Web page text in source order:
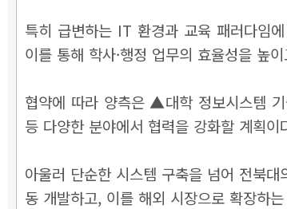
특히 급변하는 IT 환경과 교육 패러다임
이를 통해 학사·행정 업무의 효율성을 높
협약에 따라 양측은 ▲대학 정보시스템
등 다양한 분야에서 협력을 강화할 계획이
아울러 단순한 시스템 구축을 넘어 전북
동 개발하고, 이를 해외 시장으로 확장하